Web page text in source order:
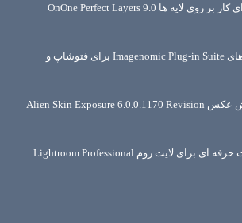
دانلود نرم افزار حرفه ای کار بر روی لایه ها OnOne Perfect Layers 9.0
دانلود مجموعه پلاگین های Imagenomic Plug-in Suite برای فتوشاپ و
دانلود نرم افزار ویرایش عکس Alien Skin Exposure 6.0.0.1170 Revision
دانلود 30 پیش تنظیمات حرفه ای برای لایت روم Lightroom Professional